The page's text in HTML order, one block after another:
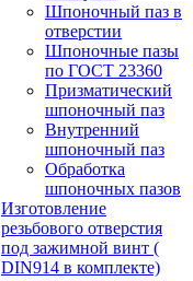
Шпоночный паз в
отверстии
Шпоночные пазы
по ГОСТ 23360
Призматический
шпоночный паз
Внутренний
шпоночный паз
Обработка
шпоночных пазов
Изготовление
резьбового отверстия
под зажимной винт (
DIN914 в комплекте)